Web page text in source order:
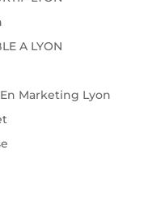
A LYON
Marketing Lyon